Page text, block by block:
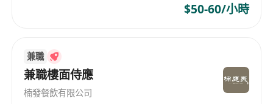
$50-60/小時
兼職
兼職樓面侍應
楠發餐飲有限公司